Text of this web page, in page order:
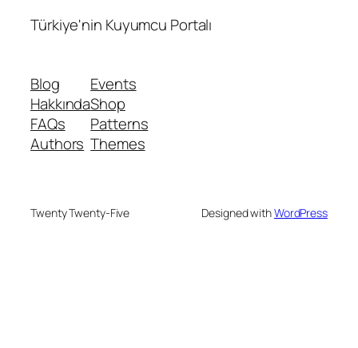
Türkiye'nin Kuyumcu Portalı
Blog
Hakkında
FAQs
Authors
Events
Shop
Patterns
Themes
Twenty Twenty-Five Designed withWordPress